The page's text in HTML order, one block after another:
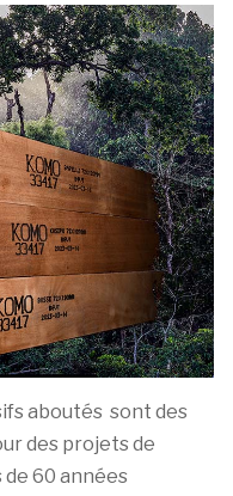
aboutés sont des
des projets de
60 années